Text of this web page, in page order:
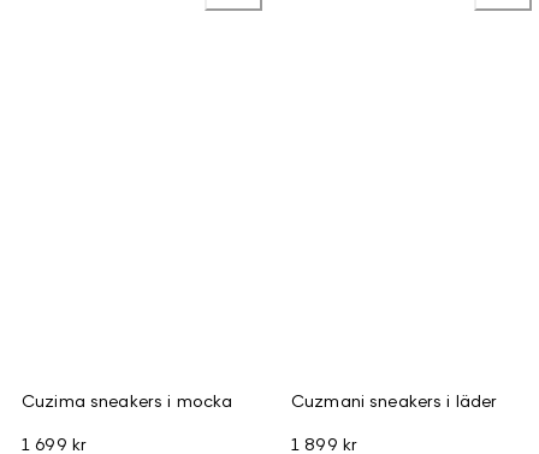
Cuzima sneakers i mocka
1 699 kr
Cuzmani sneakers i läder
1 899 kr